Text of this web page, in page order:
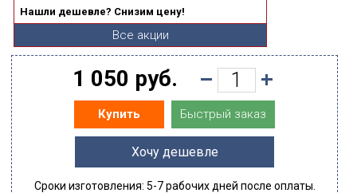
Нашли дешевле? Снизим цену!
Все акции
1 050 руб.
Купить Быстрый заказ
Хочу дешевле
Сроки изготовления: 5-7 рабочих дней после оплаты.